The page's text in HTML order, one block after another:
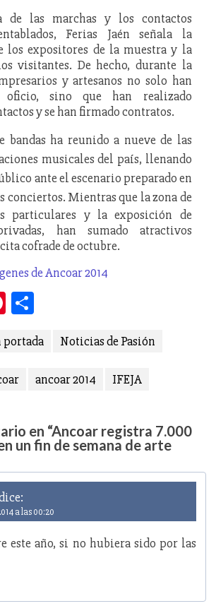
de las marchas y los contactos
Ferias Jaén señala la
los expositores de la muestra y la
visitantes. De hecho, durante la
y artesanos no solo han
oficio, sino que han realizado
y se han firmado contratos.
bandas ha reunido a nueve de las
musicales del país, llenando
ante el escenario preparado en
conciertos. Mientras que la zona de
particulares y la exposición de
han sumado atractivos
cofrade de octubre.
de Ancoar 2014
Pinterest
portada Noticias de Pasión
ancoar 2014 IFEJA
en “Ancoar registra 7.000
un fin de semana de arte
a las 00:20
este año, si no hubiera sido por las